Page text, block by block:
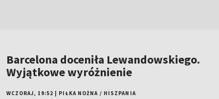
Barcelona doceniła Lewandowskiego.
Wyjątkowe wyróżnienie
WCZORAJ, 19:52 PIŁKA NOŻNA / HISZPANIA